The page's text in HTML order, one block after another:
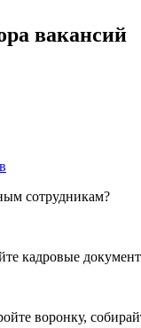
вакансий
сотрудникам?
кадровые
воронку,